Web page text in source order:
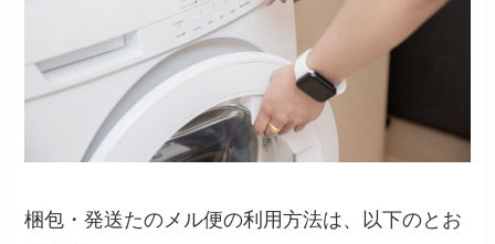
梱包・発送たのメル便の利用方法は、以下のとお